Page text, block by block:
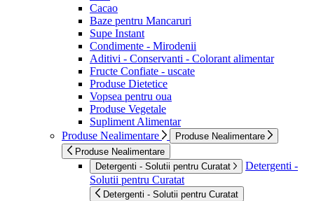
Cacao
Baze pentru Mancaruri
Supe Instant
Condimente - Mirodenii
Aditivi - Conservanti - Colorant alimentar
Fructe Confiate - uscate
Produse Dietetice
Vopsea pentru oua
Produse Vegetale
Supliment Alimentar
Produse Nealimentare
Produse Nealimentare
Produse Nealimentare
Detergenti - Solutii pentru Curatat
Detergenti -
Solutii pentru Curatat
Detergenti - Solutii pentru Curatat